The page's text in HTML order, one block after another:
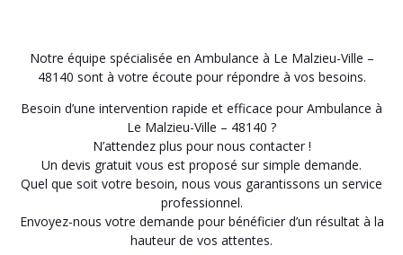
Notre équipe spécialisée en Ambulance à Le Malzieu-Ville –
48140 sont à votre écoute pour répondre à vos besoins.
Besoin d’une intervention rapide et efficace pour Ambulance à
Le Malzieu-Ville – 48140 ?
N’attendez plus pour nous contacter !
Un devis gratuit vous est proposé sur simple demande.
Quel que soit votre besoin, nous vous garantissons un service
professionnel.
Envoyez-nous votre demande pour bénéficier d’un résultat à la
hauteur de vos attentes.